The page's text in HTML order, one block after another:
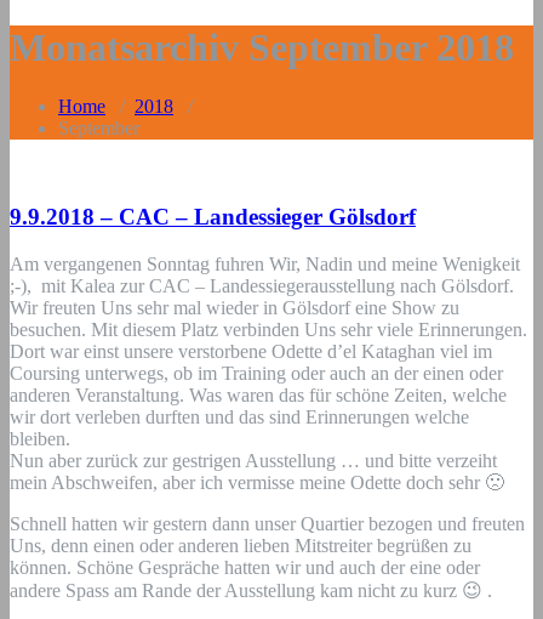
Monatsarchiv September 2018
Home / 2018 /
September
9.9.2018 – CAC – Landessieger Gölsdorf
Am vergangenen Sonntag fuhren Wir, Nadin und meine Wenigkeit
;-), mit Kalea zur CAC – Landessiegerausstellung nach Gölsdorf.
Wir freuten Uns sehr mal wieder in Gölsdorf eine Show zu
besuchen. Mit diesem Platz verbinden Uns sehr viele Erinnerungen.
Dort war einst unsere verstorbene Odette d’el Kataghan viel im
Coursing unterwegs, ob im Training oder auch an der einen oder
anderen Veranstaltung. Was waren das für schöne Zeiten, welche
wir dort verleben durften und das sind Erinnerungen welche
bleiben.
Nun aber zurück zur gestrigen Ausstellung … und bitte verzeiht
mein Abschweifen, aber ich vermisse meine Odette doch sehr 🙁
Schnell hatten wir gestern dann unser Quartier bezogen und freuten
Uns, denn einen oder anderen lieben Mitstreiter begrüßen zu
können. Schöne Gespräche hatten wir und auch der eine oder
andere Spass am Rande der Ausstellung kam nicht zu kurz 😉 .